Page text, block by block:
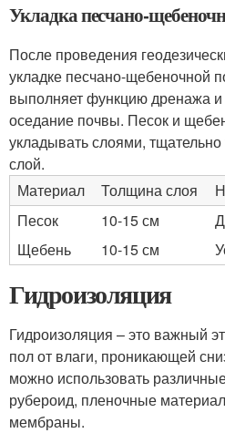
Укладка песчано-
После проведения
укладке песчано-щебеночной
выполняет функцию дренажа
оседание почвы. Песок и
укладывать слоями,
слой.
Материал
Толщина слоя
Песок
10-15 см
Щебень
10-15 см
Гидроизоляция
Гидроизоляция – это важный
пол от влаги, проникающей
можно использовать
рубероид, пленочные
мембраны.